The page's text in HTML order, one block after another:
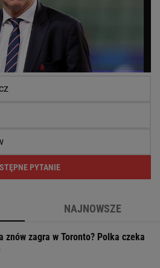
PYTANIE
NAJNOWSZE
znów zagra w Toronto? Polka czeka